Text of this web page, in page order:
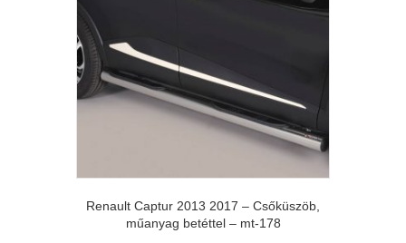
Renault Captur 2013 2017 – Csőküszöb,
műanyag betéttel – mt-178